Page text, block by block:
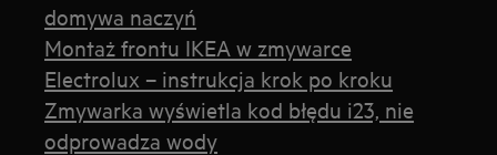
domywa naczyń
Montaż frontu IKEA w zmywarce
Electrolux – instrukcja krok po kroku
Zmywarka wyświetla kod błędu i23, nie
odprowadza wody